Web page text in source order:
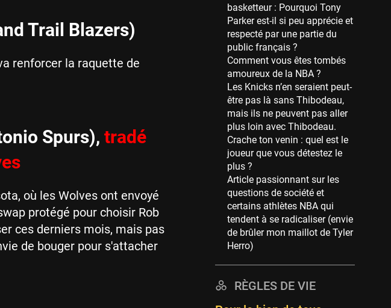
Trail Blazers)
renforcer la raquette de
Spurs), tradé
où les Wolves ont envoyé
protégé pour choisir Rob
ces derniers mois, mais pas
de bouger pour s'attacher
41 sessions
Memphis Grizzlies
39 sessions
Cleveland Cavaliers
Orlando Magic
36 sessions
Euroleague
Charlotte Hornets
32 sessions
Houston Rockets
31 sessions
Washington Wizards
29 sessions
27 sessions
Eurobasket
basketteur : Pourquoi Tony
Parker est-il si peu apprécie et
respecté par une partie du
public français ?
Comment vous êtes tombés
amoureux de la NBA ?
Les Knicks n’en seraient peut-
être pas là sans Thibodeau,
mais ils ne peuvent pas aller
plus loin avec Thibodeau.
Crache ton venin : quel est le
joueur que vous détestez le
plus ?
Article passionnant sur les
questions de société et
certains athlètes NBA qui
tendent à se radicaliser (envie
de brûler mon maillot de Tyler
Herro)
RÈGLES DE VIE